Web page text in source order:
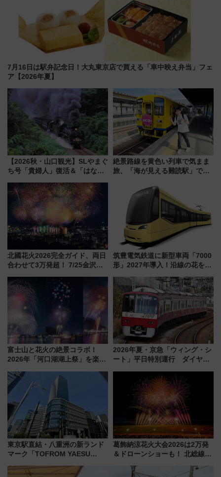
7月16日は駅弁記念日！大丸東京店で買える「車中映え弁当」フェ
ア【2026年夏】
【2026秋・山口観光】SLやまぐ
ち号「貴婦人」復活＆「はなあ
注目観光列車まとめ きっぷの取
り方は？
絶景路線を黄色い列車で気まま
旅、「海が見える難読駅」で幸
「新・鉄道ひとり旅」279回目
の舞台は「島原鉄道」
北國花火2026完全ガイド、両日
合わせて3万発超！ 7/25金沢大
会の日程・アクセス・観覧席ま
とめ（石川県）
筑豊電気鉄道に新型車両「7000
形」2027年導入！沿線の花をイ
内は落ち着いたゆとりある空間
に
富士山と花火の絶景コラボ！
2026年「河口湖湖上祭」を楽し
ススメ
2026年夏・京急「ウィング・シ
ート」平日特別運行 ダイヤ・
三浦海岸を堪能できるお出かけ
プランもご紹介
東京駅直結・八重洲の新ランド
マーク「TOFROM YAESU
ないバスターミナル直結でスキ
葛飾納涼花火大会2026は2万発
＆ドローンショーも！ 北総線を
車、観覧スポット情報と周辺観